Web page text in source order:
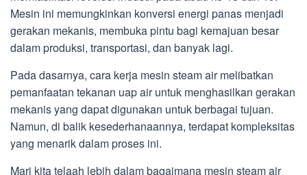
Mesin ini memungkinkan konversi energi panas menjadi
gerakan mekanis, membuka pintu bagi kemajuan besar
dalam produksi, transportasi, dan banyak lagi.
Pada dasarnya, cara kerja mesin steam air melibatkan
pemanfaatan tekanan uap air untuk menghasilkan gerakan
mekanis yang dapat digunakan untuk berbagai tujuan.
Namun, di balik kesederhanaannya, terdapat kompleksitas
yang menarik dalam proses ini.
Mari kita telaah lebih dalam bagaimana mesin steam air